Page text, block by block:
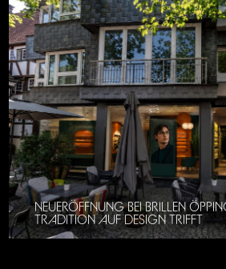
NEUERÖFFNUNG BEI BRILLEN
TRADITION AUF DESIGN TRIFFT